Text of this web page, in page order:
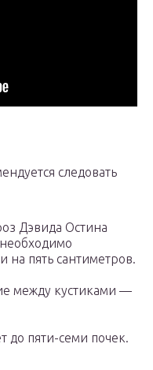
следовать
Дэвида Остина
на пять сантиметров.
между кустиками —
до пяти-семи почек.